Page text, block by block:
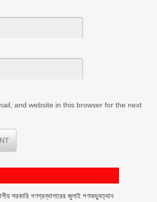
and website in this browser for the next
সরকারি গণগ্রন্থাগারের জুলাই গণঅভ্যুত্থান